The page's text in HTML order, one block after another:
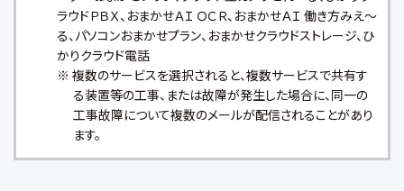
ラウドＰＢＸ、おまかせＡＩ ＯＣＲ、おまかせＡＩ 働き方みえ～
る、パソコンおまかせプラン、おまかせクラウドストレージ、ひ
かりクラウド電話
※ 複数のサービスを選択されると、複数サービスで共有す
る装置等の工事、または故障が発生した場合に、同一の
工事故障について複数のメールが配信されることがあり
ます。